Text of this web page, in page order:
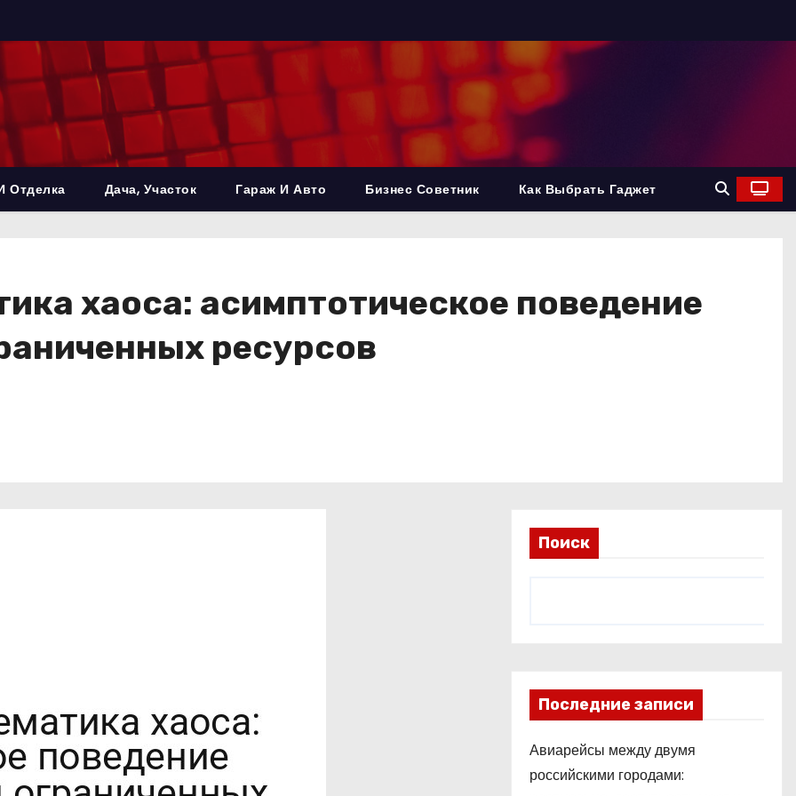
Отделка Дача, Участок Гараж И Авто Бизнес Советник Как Выбрать Гаджет
хаоса: асимптотическое поведение
ресурсов
Поиск
Последние записи
Авиарейсы между двумя
российскими городами: